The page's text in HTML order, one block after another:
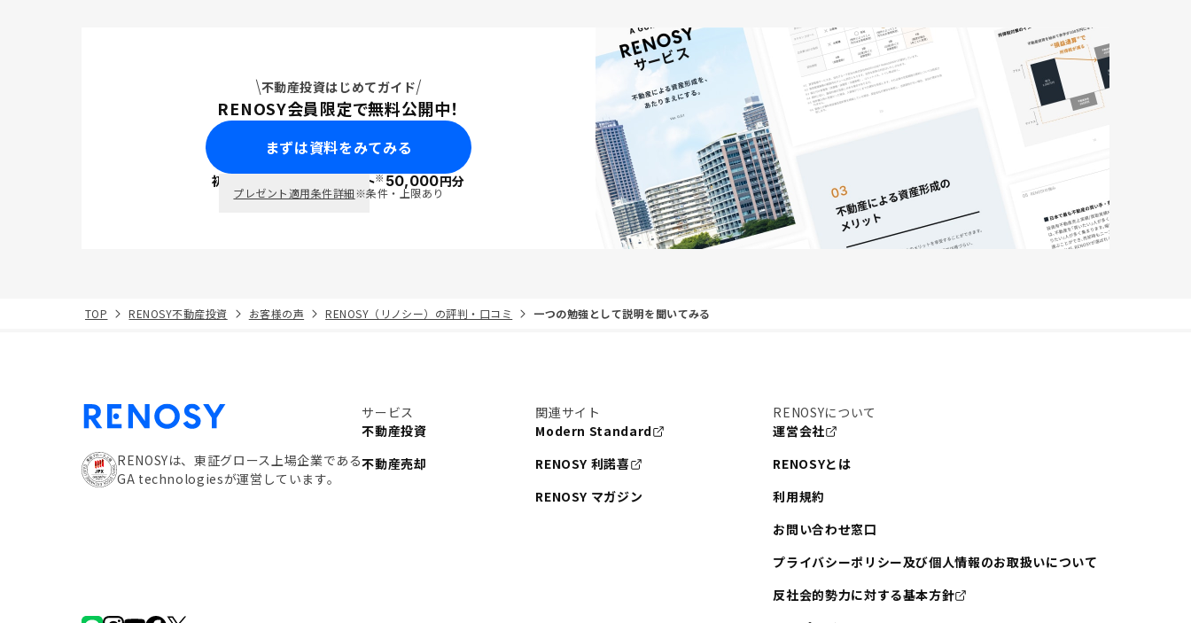
不動産投資はじめてガイド
RENOSY会員限定で無料公開中！
まずは資料をみてみる
初回面談で ポイント※50,000円分
プレゼント適用条件詳細※条件・上限あり
TOP RENOSY不動産投資 お客様の声 RENOSY（リノシー）の評判・口コミ 一つの勉強として説明を聞いてみる
RENOSYは、東証グロース上場企業である
GA technologiesが運営しています。
サービス
不動産投資
不動産売却
関連サイト
Modern Standard
RENOSY 利諾喜
RENOSY マガジン
RENOSYについて
運営会社
RENOSYとは
利用規約
お問い合わせ窓口
プライバシーポリシー及び個人情報のお取扱いについて
反社会的勢力に対する基本方針